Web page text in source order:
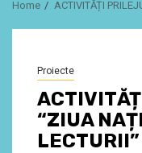
Home ACTIVITĂȚI
Proiecte
“ZIUA
LECTURII”